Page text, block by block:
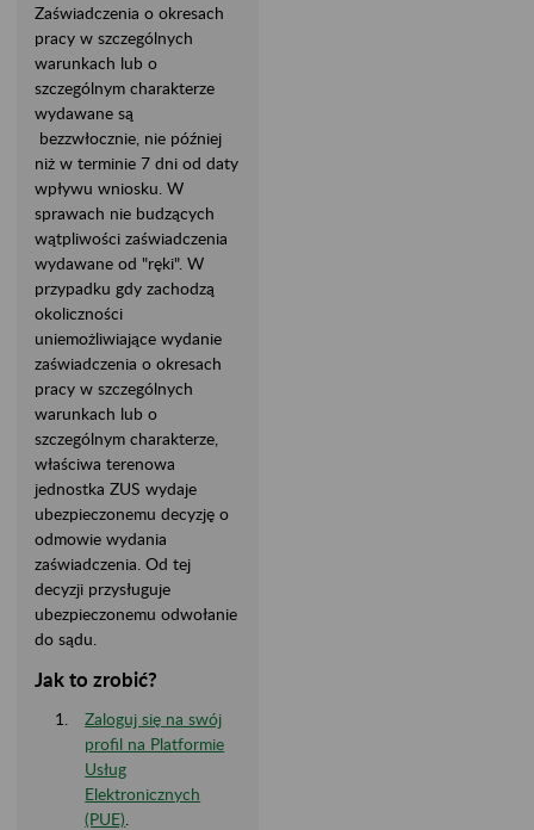
Zaświadczenia o okresach
pracy w szczególnych
warunkach lub o
szczególnym charakterze
wydawane są
bezzwłocznie, nie później
niż w terminie 7 dni od daty
wpływu wniosku. W
sprawach nie budzących
wątpliwości zaświadczenia
wydawane od "ręki". W
przypadku gdy zachodzą
okoliczności
uniemożliwiające wydanie
zaświadczenia o okresach
pracy w szczególnych
warunkach lub o
szczególnym charakterze,
właściwa terenowa
jednostka ZUS wydaje
ubezpieczonemu decyzję o
odmowie wydania
zaświadczenia. Od tej
decyzji przysługuje
ubezpieczonemu odwołanie
do sądu.
Jak to zrobić?
Zaloguj się na swój
profil na Platformie
Usług
Elektronicznych
(PUE)